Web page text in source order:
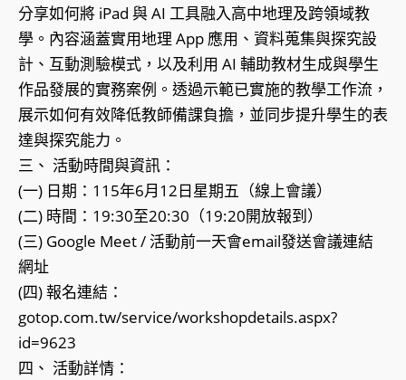
分享如何將 iPad 與 AI 工具融入高中地理及跨領域教
學。內容涵蓋實用地理 App 應用、資料蒐集與探究設
計、互動測驗模式，以及利用 AI 輔助教材生成與學生
作品發展的實務案例。透過示範已實施的教學工作流，
展示如何有效降低教師備課負擔，並同步提升學生的表
達與探究能力。
三、 活動時間與資訊：
(一) 日期：115年6月12日星期五（線上會議）
(二) 時間：19:30至20:30（19:20開放報到）
(三) Google Meet / 活動前一天會email發送會議連結
網址
(四) 報名連結：
gotop.com.tw/service/workshopdetails.aspx?
id=9623
四、 活動詳情：